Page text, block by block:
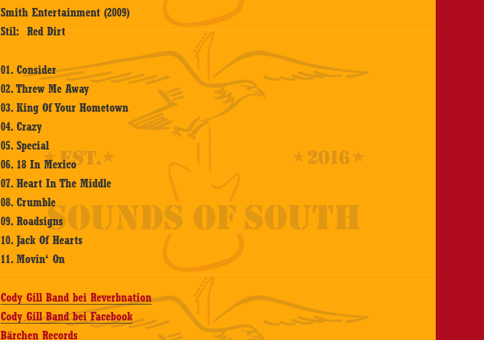
Smith Entertainment (2009)
Stil: Red Dirt
01. Consider
02. Threw Me Away
03. King Of Your Hometown
04. Crazy
05. Special
06. 18 In Mexico
07. Heart In The Middle
08. Crumble
09. Roadsigns
10. Jack Of Hearts
11. Movin‘ On
Cody Gill Band bei Reverbnation
Cody Gill Band bei Facebook
Bärchen Records